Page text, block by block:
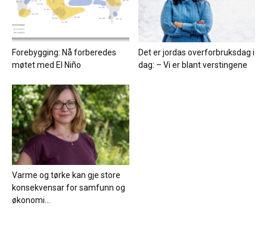
Forebygging: Nå forberedes
møtet med El Niño
Det er jordas overforbruksdag i
dag: – Vi er blant verstingene
Varme og tørke kan gje store
konsekvensar for samfunn og
økonomi...